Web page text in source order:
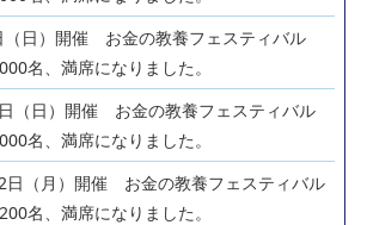
（日）開催 お金の教養フェスティバル
名、満席になりました。
（日）開催 お金の教養フェスティバル
名、満席になりました。
日（月）開催 お金の教養フェスティバル
名、満席になりました。